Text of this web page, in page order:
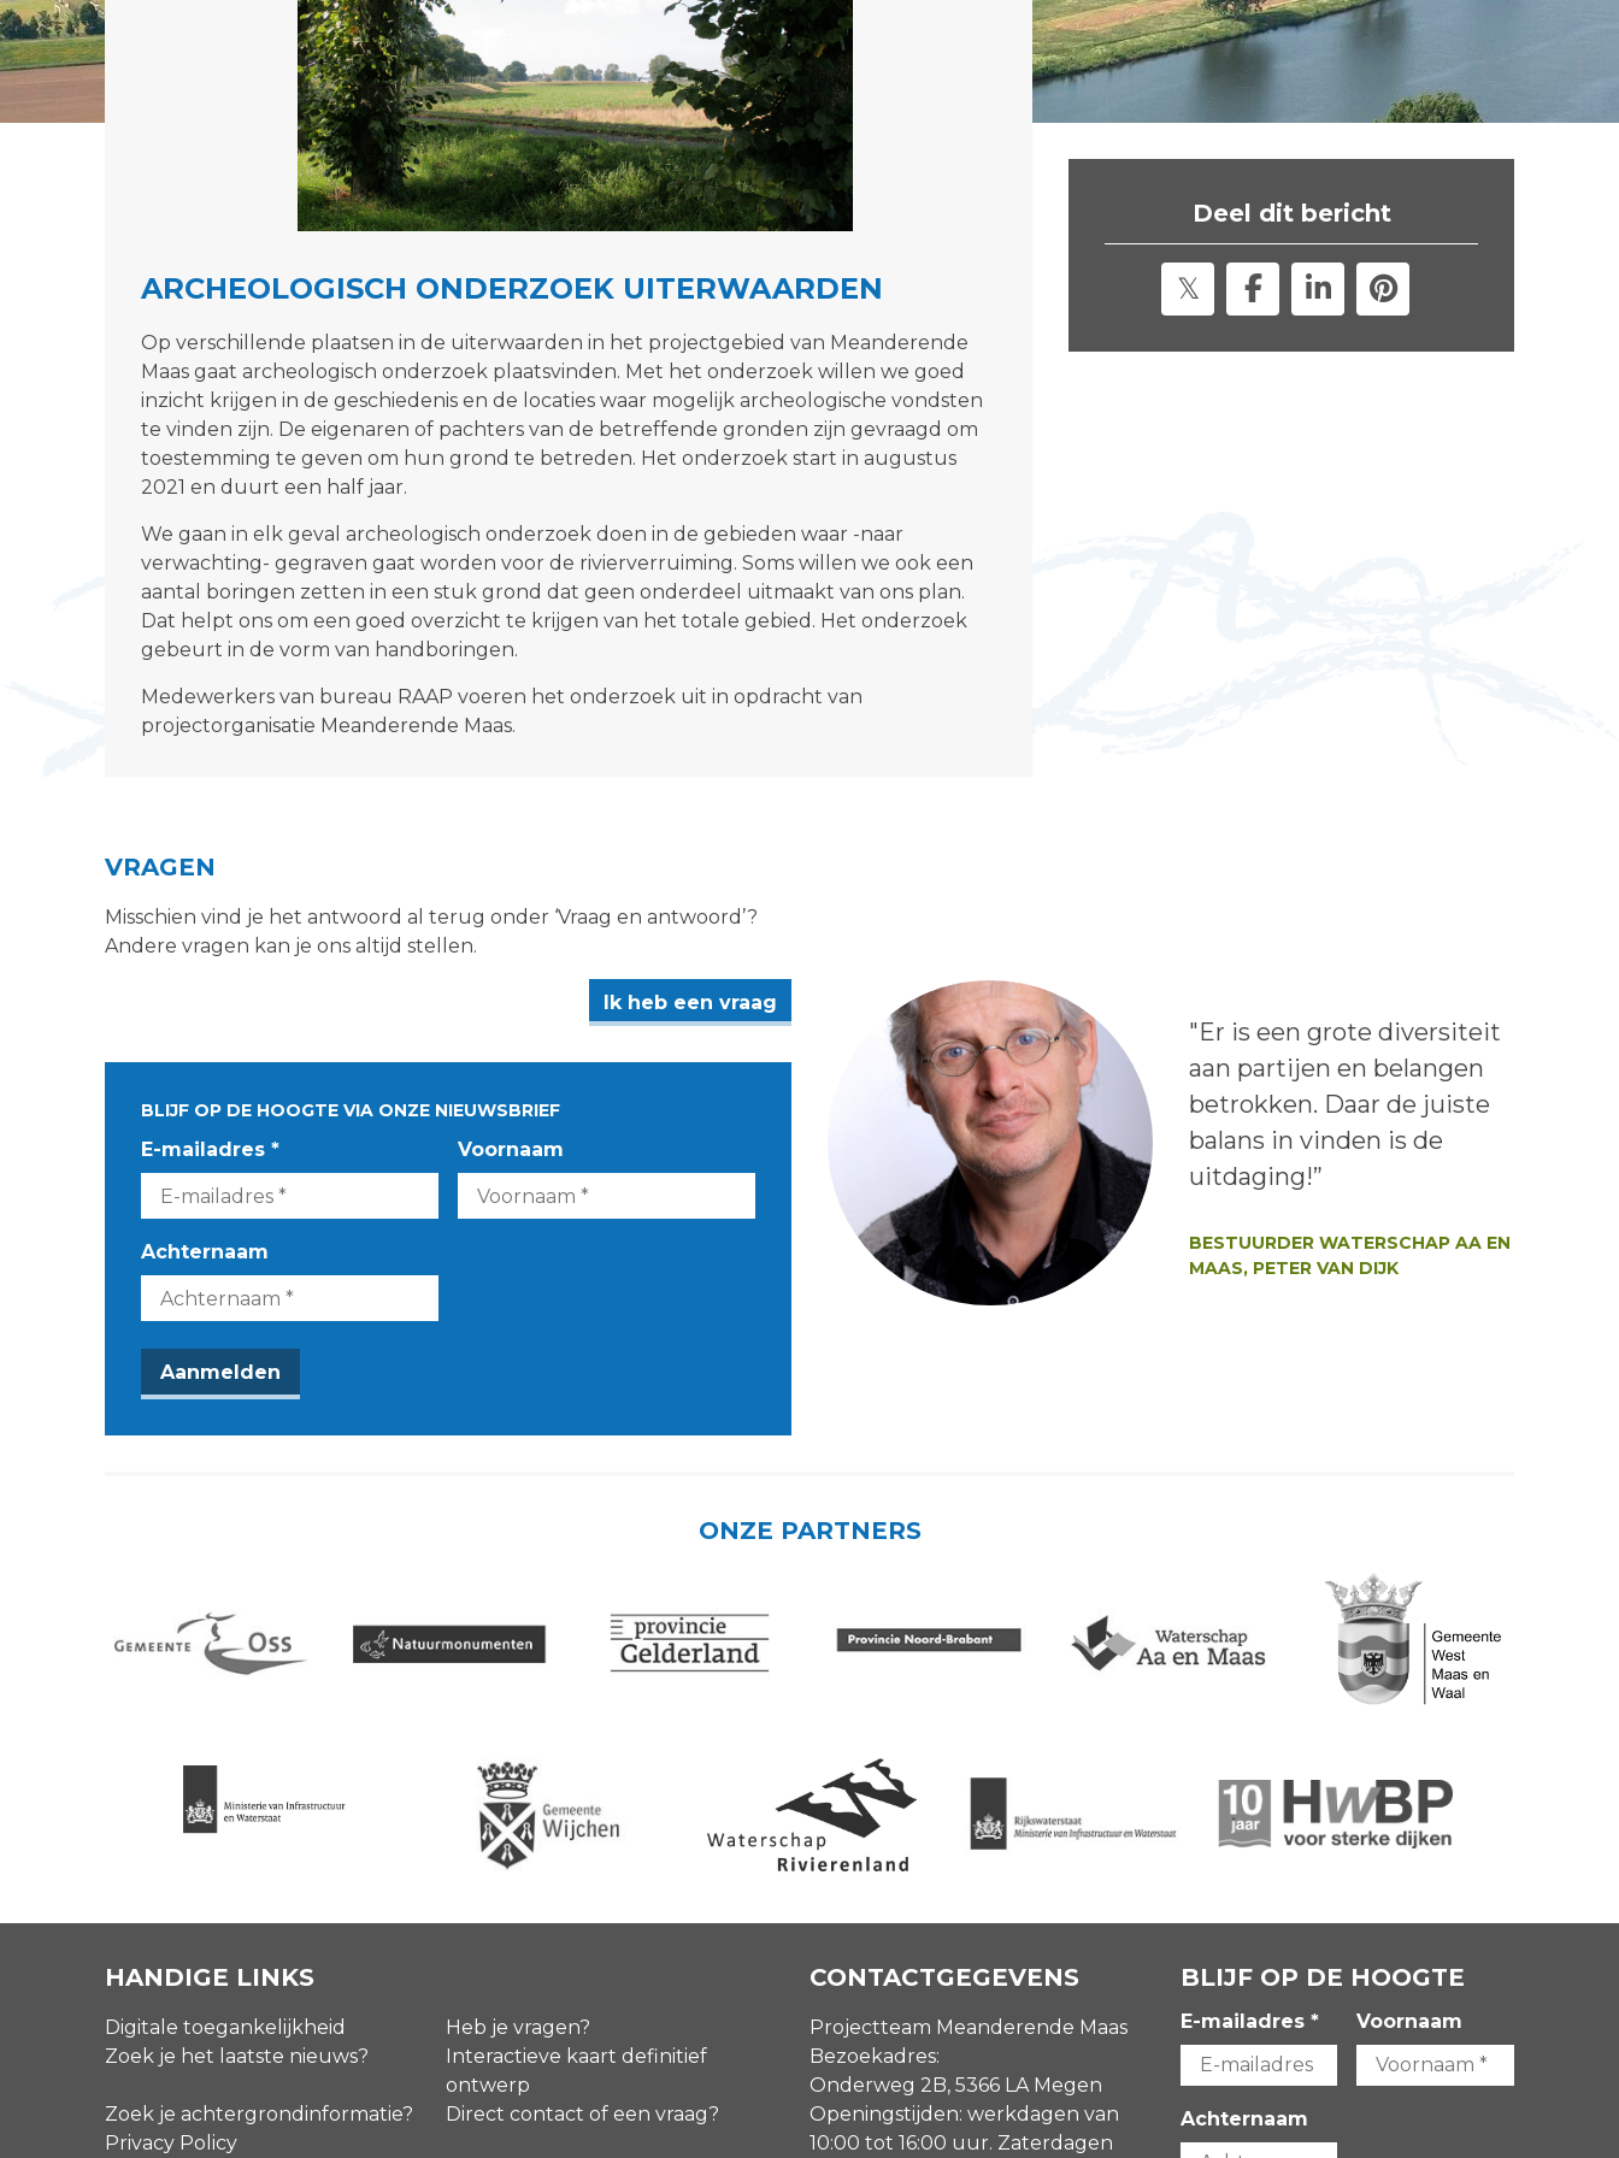
ARCHEOLOGISCH ONDERZOEK UITERWAARDEN
Op verschillende plaatsen in de uiterwaarden in het projectgebied van Meanderende
Maas gaat archeologisch onderzoek plaatsvinden. Met het onderzoek willen we goed
inzicht krijgen in de geschiedenis en de locaties waar mogelijk archeologische vondsten
te vinden zijn. De eigenaren of pachters van de betreffende gronden zijn gevraagd om
toestemming te geven om hun grond te betreden. Het onderzoek start in augustus
2021 en duurt een half jaar.
We gaan in elk geval archeologisch onderzoek doen in de gebieden waar -naar
verwachting- gegraven gaat worden voor de rivierverruiming. Soms willen we ook een
aantal boringen zetten in een stuk grond dat geen onderdeel uitmaakt van ons plan.
Dat helpt ons om een goed overzicht te krijgen van het totale gebied. Het onderzoek
gebeurt in de vorm van handboringen.
Medewerkers van bureau RAAP voeren het onderzoek uit in opdracht van
projectorganisatie Meanderende Maas.
Deel dit bericht
VRAGEN
Misschien vind je het antwoord al terug onder ‘Vraag en antwoord’?
Andere vragen kan je ons altijd stellen.
Ik heb een vraag
BLIJF OP DE HOOGTE VIA ONZE NIEUWSBRIEF
E-mailadres * Voornaam
Achternaam
Lees het bericht:
"Er is een grote diversiteit
aan partijen en belangen
betrokken. Daar de juiste
balans in vinden is de
uitdaging!”
BESTUURDER WATERSCHAP AA EN
MAAS, PETER VAN DIJK
ONZE PARTNERS
HANDIGE LINKS
Digitale toegankelijkheid
Heb je vragen?
Zoek je het laatste nieuws?
Interactieve kaart definitief
ontwerp
Zoek je achtergrondinformatie?
Direct contact of een vraag?
Privacy Policy
CONTACTGEGEVENS
Projectteam Meanderende Maas
Bezoekadres:
Onderweg 2B, 5366 LA Megen
Openingstijden: werkdagen van
10:00 tot 16:00 uur. Zaterdagen
BLIJF OP DE HOOGTE
E-mailadres * Voornaam
Achternaam